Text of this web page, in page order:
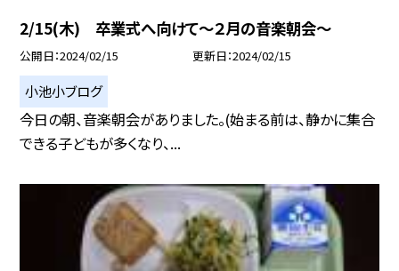
2/15(木) 卒業式へ向けて〜２月の音楽朝会〜
公開日 2024/02/15 更新日 2024/02/15
小池小ブログ
今日の朝、音楽朝会がありました。(始まる前は、静かに集合
できる子どもが多くなり、...